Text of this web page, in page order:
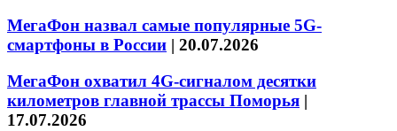
МегаФон назвал самые популярные 5G-
смартфоны в России | 20.07.2026
МегаФон охватил 4G-сигналом десятки
километров главной трассы Поморья |
17.07.2026